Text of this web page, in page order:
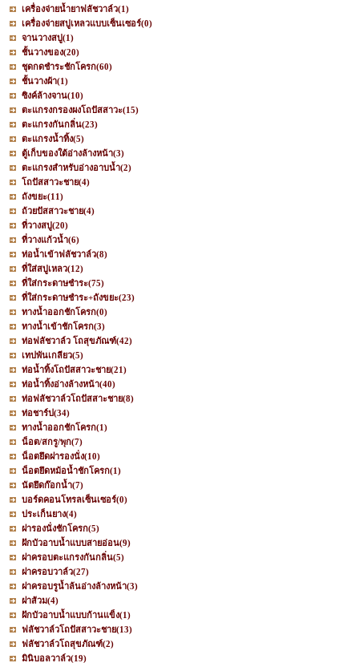
เครื่องจ่ายน้ำยาฟลัชวาล์ว(1)
เครื่องจ่ายสบู่เหลวแบบเซ็นเซอร์(0)
จานวางสบู่(1)
ชั้นวางของ(20)
ชุดกดชำระชักโครก(60)
ชั้นวางผ้า(1)
ซิงค์ล้างจาน(10)
ตะแกรงกรองผงโถปัสสาวะ(15)
ตะแกรงกันกลิ่น(23)
ตะแกรงน้ำทิ้ง(5)
ตู้เก็บของใต้อ่างล้างหน้า(3)
ตะแกรงสำหรับอ่างอาบน้ำ(2)
โถปัสสาวะชาย(4)
ถังขยะ(11)
ถ้วยปัสสาวะชาย(4)
ที่วางสบู่(20)
ที่วางแก้วน้ำ(6)
ท่อน้ำเข้าฟลัชวาล์ว(8)
ที่ใส่สบู่เหลว(12)
ที่ใส่กระดาษชำระ(75)
ที่ใส่กระดาษชำระ+ถังขยะ(23)
ทางน้ำออกชักโครก(0)
ทางน้ำเข้าชักโครก(3)
ท่อฟลัชวาล์ว โถสุขภัณฑ์(42)
เทปพันเกลียว(5)
ท่อน้ำทิ้งโถปัสสาวะชาย(21)
ท่อน้ำทิ้งอ่างล้างหน้า(40)
ท่อฟลัชวาล์วโถปัสสาะชาย(8)
ท่อชาร์ป(34)
ทางน้ำออกชักโครก(1)
น็อต/สกรู/พุก(7)
น็อตยึดฝารองนั่ง(10)
น็อตยึดหม้อน้ำชักโครก(1)
นัตยึดก๊อกน้ำ(7)
บอร์ดคอนโทรลเซ็นเซอร์(0)
ประเก็นยาง(4)
ฝารองนั่งชักโครก(5)
ฝักบัวอาบน้ำแบบสายอ่อน(9)
ฝาครอบตะแกรงกันกลิ่น(5)
ฝาครอบวาล์ว(27)
ฝาครอบรูน้ำล้นอ่างล้างหน้า(3)
ฝาส้วม(4)
ฝักบัวอาบน้ำแบบก้านแข็ง(1)
ฟลัชวาล์วโถปัสสาวะชาย(13)
ฟลัชวาล์วโถสุขภัณฑ์(2)
มินิบอลวาล์ว(19)